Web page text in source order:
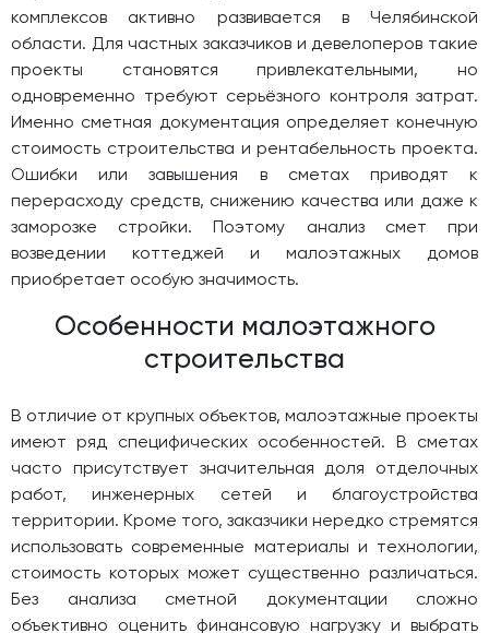
комплексов активно развивается в Челябинской
области. Для частных заказчиков и девелоперов такие
проекты становятся привлекательными, но
одновременно требуют серьёзного контроля затрат.
Именно сметная документация определяет конечную
стоимость строительства и рентабельность проекта.
Ошибки или завышения в сметах приводят к
перерасходу средств, снижению качества или даже к
заморозке стройки. Поэтому анализ смет при
возведении коттеджей и малоэтажных домов
приобретает особую значимость.
Особенности малоэтажного
строительства
В отличие от крупных объектов, малоэтажные проекты
имеют ряд специфических особенностей. В сметах
часто присутствует значительная доля отделочных
работ, инженерных сетей и благоустройства
территории. Кроме того, заказчики нередко стремятся
использовать современные материалы и технологии,
стоимость которых может существенно различаться.
Без анализа сметной документации сложно
объективно оценить финансовую нагрузку и выбрать